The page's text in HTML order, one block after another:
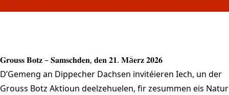
𝐆𝐫𝐨𝐮𝐬𝐬 𝐁𝐨𝐭𝐳 – 𝐒𝐚𝐦𝐬𝐜𝐡𝐝𝐞𝐧, 𝐝𝐞𝐧 𝟐𝟏. 𝐌ä𝐞𝐫𝐳 𝟐𝟎𝟐𝟔
D’Gemeng an Dippecher Dachsen invitéieren Iech, un der
Grouss Botz Aktioun deelzehuelen, fir zesummen eis Natur